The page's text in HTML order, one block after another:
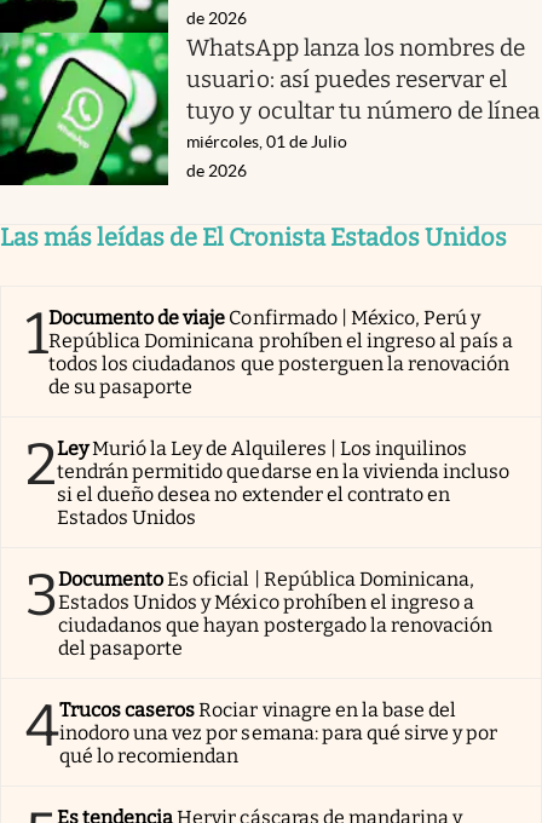
de 2026
WhatsApp lanza los nombres de
usuario: así puedes reservar el
tuyo y ocultar tu número de línea
miércoles, 01 de Julio
de 2026
Las más leídas de El Cronista Estados Unidos
1Documento de viaje Confirmado | México, Perú y
República Dominicana prohíben el ingreso al país a
todos los ciudadanos que posterguen la renovación
de su pasaporte
2LeyMurió la Ley de Alquileres | Los inquilinos
tendrán permitido quedarse en la vivienda incluso
si el dueño desea no extender el contrato en
Estados Unidos
3DocumentoEs oficial | República Dominicana,
Estados Unidos y México prohíben el ingreso a
ciudadanos que hayan postergado la renovación
del pasaporte
4Trucos caserosRociar vinagre en la base del
inodoro una vez por semana: para qué sirve y por
qué lo recomiendan
Es tendenciaHervir cáscaras de mandarina y